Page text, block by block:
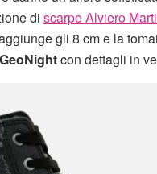
di scarpe Alviero
gli 8 cm e la
con dettagli in